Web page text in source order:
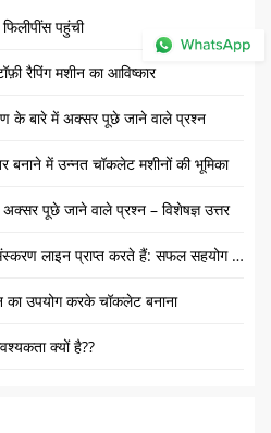
पहुंची
रैपिंग मशीन का आविष्कार
के बारे में अक्सर पूछे जाने वाले प्रश्न
बनाने में उन्नत चॉकलेट मशीनों की भूमिका
पूछे जाने वाले प्रश्न – विशेषज्ञ उत्तर
मैक्सिकन ग्राहक गोंडोर लहसुन प्रसंस्करण लाइन प्राप्त करते हैं: सफल सहयोग का एक चिह्न
का उपयोग करके चॉकलेट बनाना
क्यों है??